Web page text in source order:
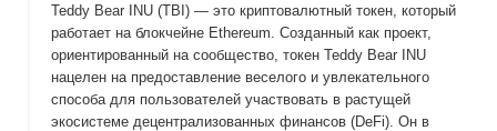
Teddy Bear INU (TBI) — это криптовалютный токен, который
работает на блокчейне Ethereum. Созданный как проект,
ориентированный на сообщество, токен Teddy Bear INU
нацелен на предоставление веселого и увлекательного
способа для пользователей участвовать в растущей
экосистеме децентрализованных финансов (DeFi). Он в